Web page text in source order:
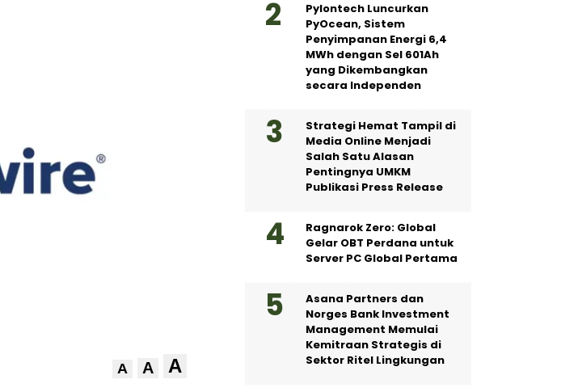
A A A
Pylontech Luncurkan
PyOcean, Sistem
Penyimpanan Energi 6,4
MWh dengan Sel 601Ah
yang Dikembangkan
secara Independen
Strategi Hemat Tampil di
Media Online Menjadi
Salah Satu Alasan
Pentingnya UMKM
Publikasi Press Release
Ragnarok Zero: Global
Gelar OBT Perdana untuk
Server PC Global Pertama
Asana Partners dan
Norges Bank Investment
Management Memulai
Kemitraan Strategis di
Sektor Ritel Lingkungan